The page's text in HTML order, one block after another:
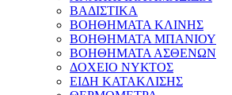
ΒΑΔΙΣΤΙΚΑ
ΒΟΗΘΗΜΑΤΑ ΚΛΙΝΗΣ
ΒΟΗΘΗΜΑΤΑ ΜΠΑΝΙΟΥ
ΒΟΗΘΗΜΑΤΑ ΑΣΘΕΝΩΝ
ΔΟΧΕΙΟ ΝΥΚΤΟΣ
ΕΙΔΗ ΚΑΤΑΚΛΙΣΗΣ